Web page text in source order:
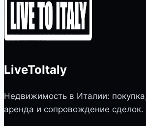
LiveToItaly
Недвижимость в Италии:
аренда и сопровождение сделок.